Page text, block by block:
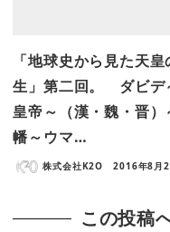
「地球史から見た天皇
生」第二回。 ダビデ
皇帝～（漢・魏・晋）
幡～ウマ…
株式会社K2O 2016年8月
この投稿